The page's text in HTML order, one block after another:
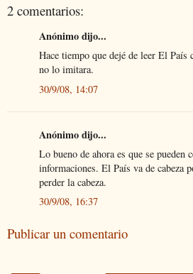
2 comentarios:
Anónimo dijo...
Hace tiempo que dejé de leer El País
no lo imitara.
30/9/08, 14:07
Anónimo dijo...
Lo bueno de ahora es que se pueden
informaciones. El País va de cabeza
perder la cabeza.
30/9/08, 16:37
Publicar un comentario